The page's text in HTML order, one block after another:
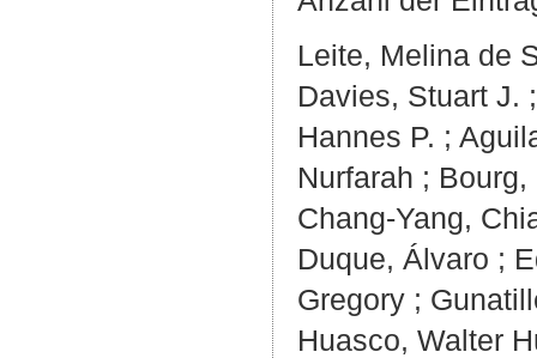
Leite, Melina de
Davies, Stuart J.
Hannes P. ;
Nurfarah ; Bourg,
Chang‐Yang,
Duque, Álvaro ;
Gregory ;
Huasco, Walter